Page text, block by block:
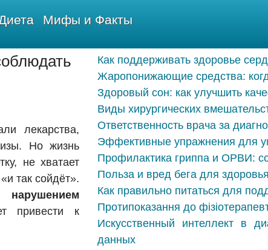
Мифы и Факты
лекарства,
Но жизнь
не хватает
так сойдёт».
нарушением
привести к
Как поддерживать здоровье
Жаропонижающие средства:
Здоровый сон: как улучшить
Виды хирургических
Ответственность врача за
Эффективные упражнения для
Профилактика гриппа и ОРВИ:
Польза и вред бега для здоровья
Как правильно питаться для
Протипоказання до
Искусственный интеллект в
данных